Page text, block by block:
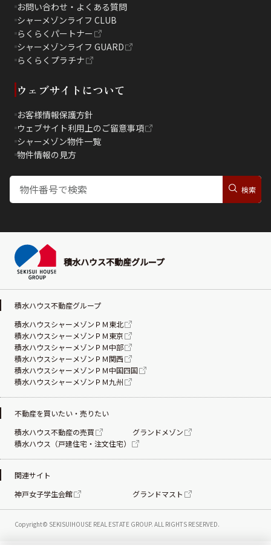
お問い合わせ・よくある質問
シャーメゾンライフ CLUB
らくらくパートナー
シャーメゾンライフ GUARD
らくらくプラチナ
ウェブサイトについて
お客様情報保護方針
ウェブサイト利用上のご留意事項
シャーメゾン物件一覧
物件情報の見方
積水ハウス不動産グループ
Copyright© SEKISUIHOUSE REAL ESTATE GROUP. ALL RIGHTS RESERVED.
積水ハウス不動産グループ
積水ハウスシャーメゾンＰＭ東北
積水ハウスシャーメゾンＰＭ東京
積水ハウスシャーメゾンＰＭ中部
積水ハウスシャーメゾンＰＭ関西
積水ハウスシャーメゾンＰＭ中国四国
積水ハウスシャーメゾンＰＭ九州
不動産を買いたい・売りたい
積水ハウス不動産の売買
グランドメゾン
積水ハウス（戸建住宅・注文住宅）
関連サイト
神戸女子学生会館
グランドマスト